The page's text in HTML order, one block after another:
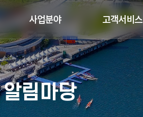
사업분야 고객서비스
알림마당